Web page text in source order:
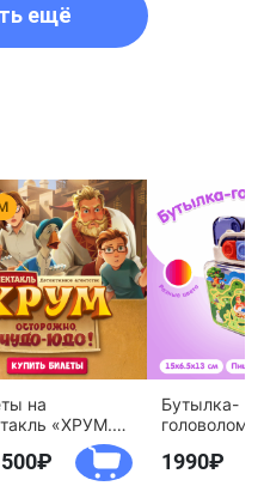
ещё
на
«ХРУМ.
Чудо-
Бутылка-
агентство
1990